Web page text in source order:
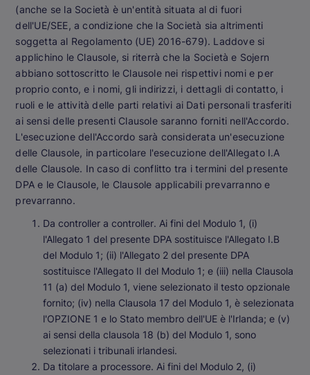
(anche se la Società è un'entità situata al di fuori
dell'UE/SEE, a condizione che la Società sia altrimenti
soggetta al Regolamento (UE) 2016-679). Laddove si
applichino le Clausole, si riterrà che la Società e Sojern
abbiano sottoscritto le Clausole nei rispettivi nomi e per
proprio conto, e i nomi, gli indirizzi, i dettagli di contatto, i
ruoli e le attività delle parti relativi ai Dati personali trasferiti
ai sensi delle presenti Clausole saranno forniti nell'Accordo.
L'esecuzione dell'Accordo sarà considerata un'esecuzione
delle Clausole, in particolare l'esecuzione dell'Allegato I.A
delle Clausole. In caso di conflitto tra i termini del presente
DPA e le Clausole, le Clausole applicabili prevarranno e
prevarranno.
Da controller a controller. Ai fini del Modulo 1, (i)
l'Allegato 1 del presente DPA sostituisce l'Allegato I.B
del Modulo 1; (ii) l'Allegato 2 del presente DPA
sostituisce l'Allegato II del Modulo 1; e (iii) nella Clausola
11 (a) del Modulo 1, viene selezionato il testo opzionale
fornito; (iv) nella Clausola 17 del Modulo 1, è selezionata
l'OPZIONE 1 e lo Stato membro dell'UE è l'Irlanda; e (v)
ai sensi della clausola 18 (b) del Modulo 1, sono
selezionati i tribunali irlandesi.
Da titolare a processore. Ai fini del Modulo 2, (i)